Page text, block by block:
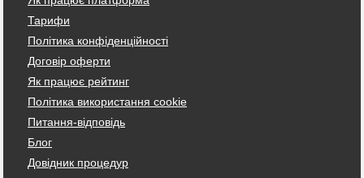
Тарифи
Політика конфіденційності
Договір оферти
Як працює рейтинг
Політика використання cookie
Питання-відповідь
Блог
Довідник процедур